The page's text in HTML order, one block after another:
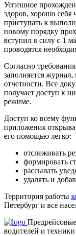
Успешное
здоров, хорошо себя
приступать к
новому порядку
вступил в силу с 1
проводятся
Согласно
заполняется
отчетности. Все
получает доступ к
режиме.
Доступ ко всему
приложения
его помощью легко:
отслеживать
формировать
рассылать
удалять и
Территория работы
Петербург и все
водителей и техники